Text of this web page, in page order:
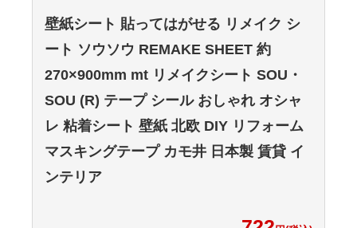
壁紙シート 貼ってはがせる リメイク シ
ート ソウソウ REMAKE SHEET 約
270×900mm mt リメイクシート SOU・
SOU (R) テープ シール おしゃれ オシャ
レ 粘着シート 壁紙 北欧 DIY リフォーム
マスキングテープ カモ井 日本製 賃貸 イ
ンテリア